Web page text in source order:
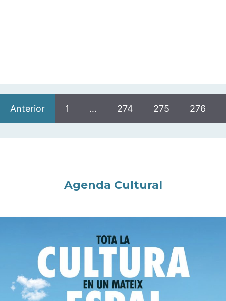
Anterior 1 … 274 275 276
Agenda Cultural